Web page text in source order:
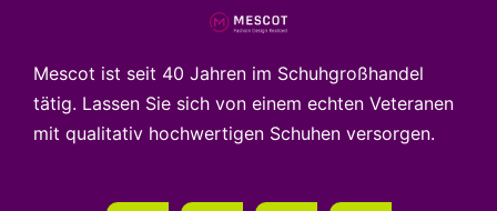
Mescot ist seit 40 Jahren im Schuhgroßhandel
tätig. Lassen Sie sich von einem echten Veteranen
mit qualitativ hochwertigen Schuhen versorgen.